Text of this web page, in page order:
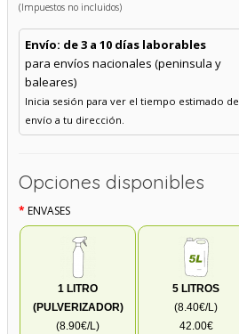
(Impuestos no incluidos)
Envío: de 3 a 10 días laborables
para envíos nacionales (peninsula y
baleares)
Inicia sesión para ver el tiempo estimado de
envío a tu dirección.
Opciones disponibles
ENVASES
1 LITRO
(PULVERIZADOR)
(8.90€/L)
5 LITROS
(8.40€/L)
42.00€